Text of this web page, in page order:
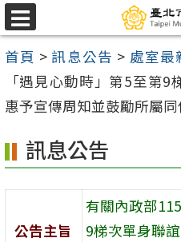
跳
至
主
內
區
選
單
首頁 >訊息公告 > 處室最
「遇見心動時」第5至第
惠予宣傳周知並鼓勵所屬
訊息公告
公告主旨
有關內政部
9梯次單身聯